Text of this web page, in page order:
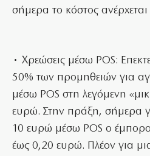
σήμερα το κόστος
• Χρεώσεις μέσω POS:
50% των προμηθειών για
μέσω POS στη λεγόμενη
ευρώ. Στην πράξη, σήμερα
10 ευρώ μέσω POS ο
έως 0,20 ευρώ. Πλέον για